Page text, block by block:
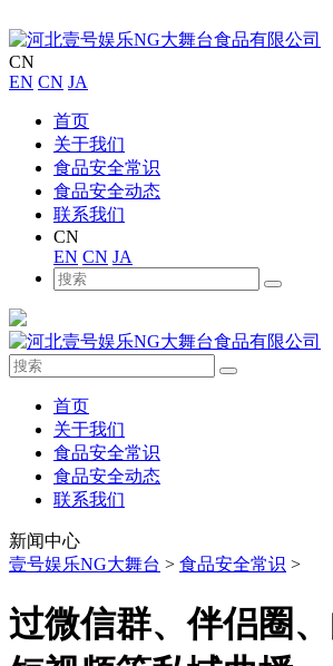
CN
EN CN JA
首页
关于我们
食品安全常识
食品安全动态
联系我们
CN
EN CN JA
首页
关于我们
食品安全常识
食品安全动态
联系我们
新闻中心
壹号娱乐NG大舞台 > 食品安全常识 >
过微信群、伴侣圈、